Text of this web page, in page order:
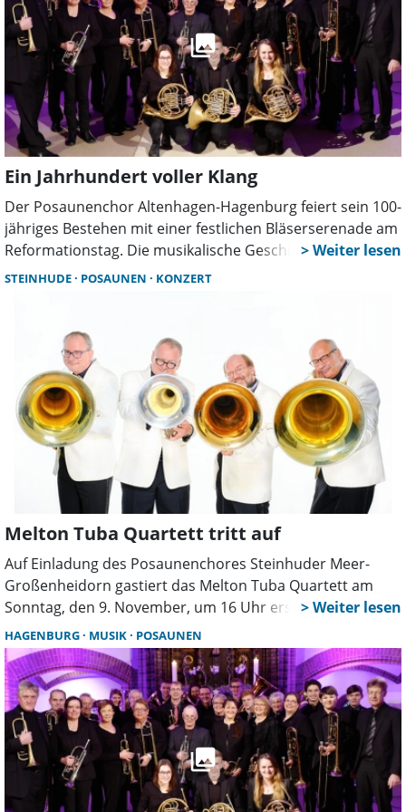
Ein Jahrhundert voller Klang
Der Posaunenchor Altenhagen-Hagenburg feiert sein 100-
jähriges Bestehen mit einer festlichen Bläserserenade am
Reformationstag. Die musikalische Geschichte des Chores
ist geprägt von Engagement, Gemeinschaft und
STEINHUDE POSAUNEN KONZERT
Melton Tuba Quartett tritt auf
Auf Einladung des Posaunenchores Steinhuder Meer-
Großenheidorn gastiert das Melton Tuba Quartett am
Sonntag, den 9. November, um 16 Uhr erstmals in der
Steinhuder St. Petruskirche.
HAGENBURG MUSIK POSAUNEN